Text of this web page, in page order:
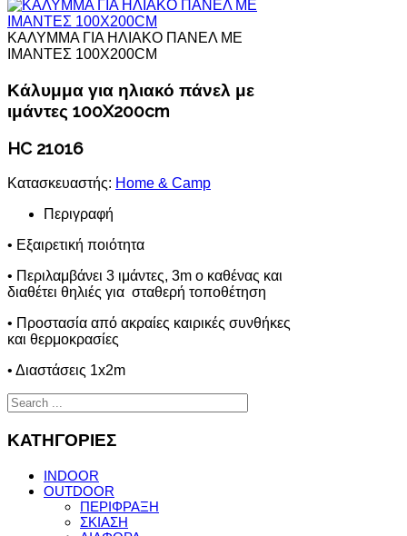
ΚΑΛΥΜΜΑ ΓΙΑ ΗΛΙΑΚΟ ΠΑΝΕΛ ΜΕ
ΙΜΑΝΤΕΣ 100X200CM
Κάλυμμα για ηλιακό πάνελ με
ιμάντες 100X200cm
HC 21016
Κατασκευαστής: Home & Camp
Περιγραφή
• Εξαιρετική ποιότητα
• Περιλαμβάνει 3 ιμάντες, 3m ο καθένας και
διαθέτει θηλιές για σταθερή τοποθέτηση
• Προστασία από ακραίες καιρικές συνθήκες
και θερμοκρασίες
• Διαστάσεις 1x2m
ΚΑΤΗΓΟΡΙΕΣ
INDOOR
OUTDOOR
ΠΕΡΙΦΡΑΞΗ
ΣΚΙΑΣΗ